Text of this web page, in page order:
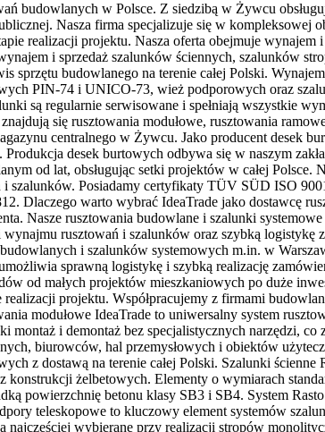
budowlanych w Polsce. Z siedzibą w Żywcu
Nasza firma specjalizuje się w kompleksowej
realizacji projektu. Nasza oferta obejmuje
i sprzedaż szalunków ściennych, szalunków
sprzętu budowlanego na terenie całej Polski.
PIN-74 i UNICO-73, wież podporowych oraz
są regularnie serwisowane i spełniają wszystkie
się rusztowania modułowe, rusztowania
centralnego w Żywcu. Jako producent desek
desek burtowych odbywa się w naszym
od lat, obsługując setki projektów w całej
Posiadamy certyfikaty TÜV SÜD ISO
Dlaczego warto wybrać IdeaTrade jako dostawcę
Nasze rusztowania budowlane i szalunki
rusztowań i szalunków oraz szybką logistykę
i szalunków systemowych m.in. w
sprawną logistykę i szybką realizację
od małych projektów mieszkaniowych po duże
projektu. Współpracujemy z firmami
modułowe IdeaTrade to uniwersalny system
i demontaż bez specjalistycznych narzędzi,
biurowców, hal przemysłowych i obiektów
z dostawą na terenie całej Polski. Szalunki
żelbetowych. Elementy o wymiarach
powierzchnię betonu klasy SB3 i SB4. System
teleskopowe to kluczowy element systemów
najczęściej wybierane przy realizacji stropów